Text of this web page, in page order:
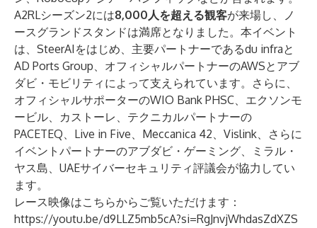
A2RLシーズン2には8,000人を超える観客が来場し、ノ
ースグランドスタンドは満席となりました。本イベント
は、SteerAIをはじめ、主要パートナーであるdu infraと
AD Ports Group、オフィシャルパートナーのAWSとアブ
ダビ・モビリティによって支えられています。さらに、
オフィシャルサポーターのWIO Bank PHSC、エクソンモ
ービル、カストーレ、テクニカルパートナーの
PACETEQ、Live in Five、Meccanica 42、Vislink、さらに
イベントパートナーのアブダビ・ゲーミング、ミラル・
ヤス島、UAEサイバーセキュリティ評議会が協力してい
ます。
レース映像はこちらからご覧いただけます：
https://youtu.be/d9LLZ5mb5cA?si=RgJnvjWhdasZdXZS